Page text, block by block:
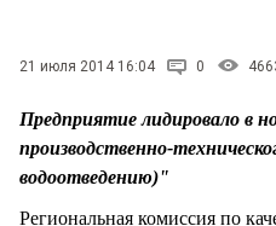
21 июля 2014 16:04 0
Предприятие лидировало в
производственно-
водоотведению)"
Региональная комиссия по